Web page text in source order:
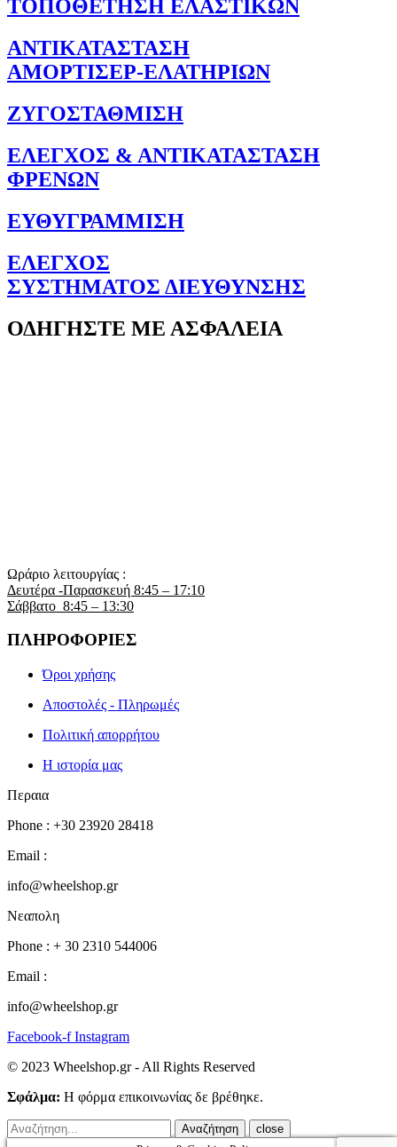
ΤΟΠΟΘΕΤΗΣΗ ΕΛΑΣΤΙΚΩΝ
ΑΝΤΙΚΑΤΑΣΤΑΣΗ
ΑΜΟΡΤΙΣΕΡ-ΕΛΑΤΗΡΙΩΝ
ΖΥΓΟΣΤΑΘΜΙΣΗ
ΕΛΕΓΧΟΣ & ΑΝΤΙΚΑΤΑΣΤΑΣΗ
ΦΡΕΝΩΝ
ΕΥΘΥΓΡΑΜΜΙΣΗ
ΕΛΕΓΧΟΣ
ΣΥΣΤΗΜΑΤΟΣ ΔΙΕΥΘΥΝΣΗΣ
ΟΔΗΓΗΣΤΕ ΜΕ ΑΣΦΑΛΕΙΑ
Ωράριο λειτουργίας :
Δευτέρα -Παρασκευή 8:45 – 17:10
Σάββατο 8:45 – 13:30
ΠΛΗΡΟΦΟΡΙΕΣ
Όροι χρήσης
Αποστολές - Πληρωμές
Πολιτική απορρήτου
Η ιστορία μας
Περαια
Phone : +30 23920 28418
Email :
info@wheelshop.gr
Νεαπολη
Phone : + 30 2310 544006
Email :
info@wheelshop.gr
Facebook-f Instagram
© 2023 Wheelshop.gr - All Rights Reserved
Σφάλμα: Η φόρμα επικοινωνίας δε βρέθηκε.
close